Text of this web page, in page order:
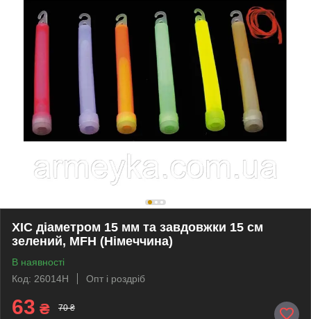
ХІС діаметром 15 мм та завдовжки 15 см
зелений, MFH (Німеччина)
В наявності
Код: 26014H
Опт і роздріб
63 ₴ 70 ₴